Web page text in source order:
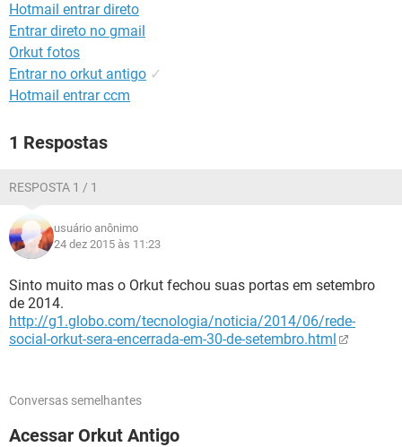
Hotmail entrar direto
Entrar direto no gmail
Orkut fotos
Entrar no orkut antigo ✓
Hotmail entrar ccm
1 Respostas
RESPOSTA 1 / 1
usuário anônimo
24 dez 2015 às 11:23
Sinto muito mas o Orkut fechou suas portas em setembro
de 2014.
http://g1.globo.com/tecnologia/noticia/2014/06/rede-
social-orkut-sera-encerrada-em-30-de-setembro.html
Conversas semelhantes
Acessar Orkut Antigo